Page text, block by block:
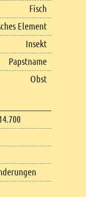
Fisch
Element
Insekt
Papstname
Obst